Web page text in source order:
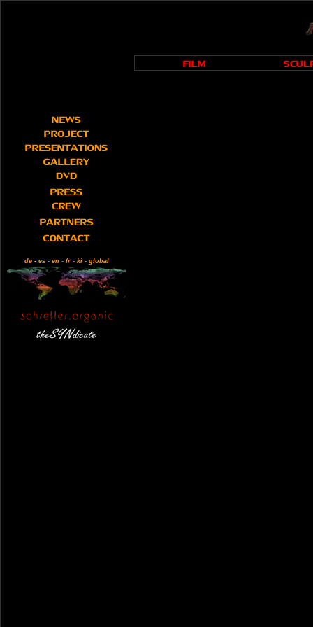
de- es- en - fr- ki - global